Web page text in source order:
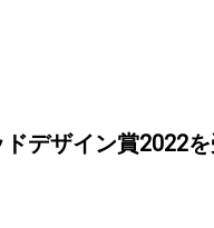
デザイン賞2022